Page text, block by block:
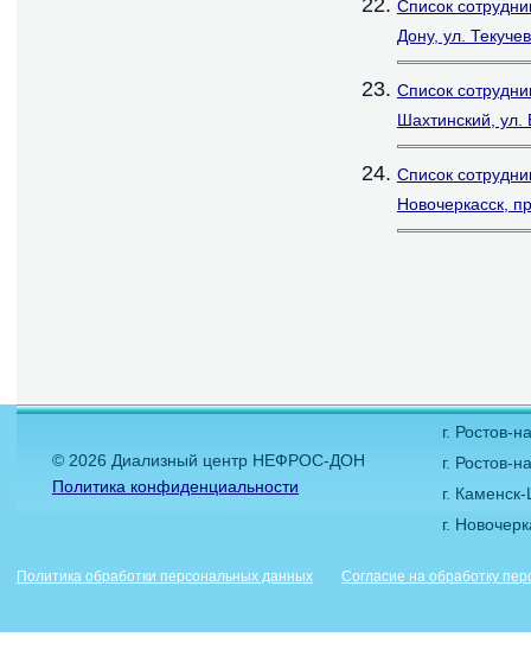
Список
Дону, ул.
Список
Шахтинский, ул.
Список
Новочеркасск,
© 2026 Диализный центр НЕФРОС-ДОН
Политика конфиденциальности
г. Ростов-
г. Ростов-
г.
г.
Политика обработки персональных данных Согласие на обработку